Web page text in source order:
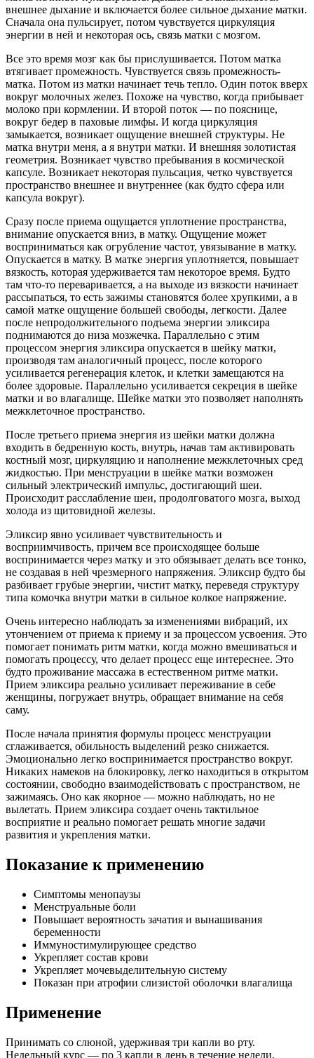
внешнее дыхание и включается более сильное дыхание матки.
Сначала она пульсирует, потом чувствуется циркуляция
энергии в ней и некоторая ось, связь матки с мозгом.
Все это время мозг как бы прислушивается. Потом матка
втягивает промежность. Чувствуется связь промежность-
матка. Потом из матки начинает течь тепло. Один поток вверх
вокруг молочных желез. Похоже на чувство, когда прибывает
молоко при кормлении. И второй поток — по пояснице,
вокруг бедер в паховые лимфы. И когда циркуляция
замыкается, возникает ощущение внешней структуры. Не
матка внутри меня, а я внутри матки. И внешняя золотистая
геометрия. Возникает чувство пребывания в космической
капсуле. Возникает некоторая пульсация, четко чувствуется
пространство внешнее и внутреннее (как будто сфера или
капсула вокруг).
Сразу после приема ощущается уплотнение пространства,
внимание опускается вниз, в матку. Ощущение может
восприниматься как огрубление частот, увязывание в матку.
Опускается в матку. В матке энергия уплотняется, повышает
вязкость, которая удерживается там некоторое время. Будто
там что-то переваривается, а на выходе из вязкости начинает
рассыпаться, то есть зажимы становятся более хрупкими, а в
самой матке ощущение большей свободы, легкости. Далее
после непродолжительного подъема энергии эликсира
поднимаются до низа мозжечка. Параллельно с этим
процессом энергия эликсира опускается в шейку матки,
производя там аналогичный процесс, после которого
усиливается регенерация клеток, и клетки замещаются на
более здоровые. Параллельно усиливается секреция в шейке
матки и во влагалище. Шейке матки это позволяет наполнять
межклеточное пространство.
После третьего приема энергия из шейки матки должна
входить в бедренную кость, внутрь, начав там активировать
костный мозг, циркуляцию и наполнение межклеточных сред
жидкостью. При менструации в шейке матки возможен
сильный электрический импульс, достигающий шеи.
Происходит расслабление шеи, продолговатого мозга, выход
холода из щитовидной железы.
Эликсир явно усиливает чувствительность и
восприимчивость, причем все происходящее больше
воспринимается через матку и это обязывает делать все тонко,
не создавая в ней чрезмерного напряжения. Эликсир будто бы
разбивает грубые энергии, чистит матку, переведя структуру
типа комочка внутри матки в сильное колкое напряжение.
Очень интересно наблюдать за изменениями вибраций, их
утончением от приема к приему и за процессом усвоения. Это
помогает понимать ритм матки, когда можно вмешиваться и
помогать процессу, что делает процесс еще интереснее. Это
будто проживание массажа в естественном ритме матки.
Прием эликсира реально усиливает переживание в себе
женщины, погружает внутрь, обращает внимание на себя
саму.
После начала принятия формулы процесс менструации
сглаживается, обильность выделений резко снижается.
Эмоционально легко воспринимается пространство вокруг.
Никаких намеков на блокировку, легко находиться в открытом
состоянии, свободно взаимодействовать с пространством, не
зажимаясь. Оно как якорное — можно наблюдать, но не
вылетать. Прием эликсира создает очень тактильное
восприятие и реально помогает решать многие задачи
развития и укрепления матки.
Показание к применению
Симптомы менопаузы
Менструальные боли
Повышает вероятность зачатия и вынашивания
беременности
Иммуностимулирующее средство
Укрепляет состав крови
Укрепляет мочевыделительную систему
Показан при атрофии слизистой оболочки влагалища
Применение
Принимать со слюной, удерживая три капли во рту.
Недельный курс — по 3 капли в день в течение недели.